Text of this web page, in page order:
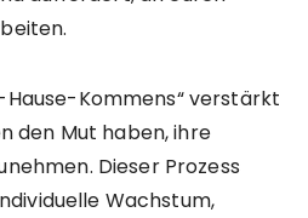
Hause-Kommens“ verstärkt
den Mut haben, ihre
Dieser Prozess
Wachstum,